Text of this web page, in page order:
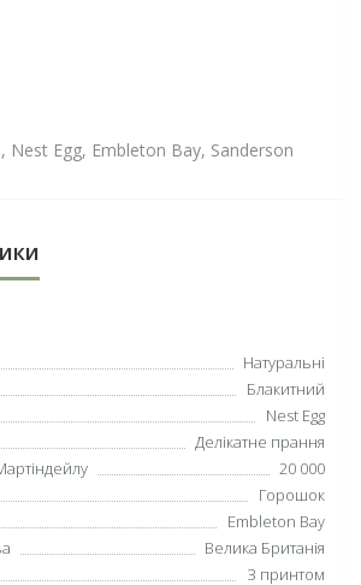
Nest Egg, Embleton Bay, Sanderson
Натуральні
Блакитний
Nest Egg
Делікатне прання
20 000
Горошок
Embleton Bay
Велика Британія
З принтом